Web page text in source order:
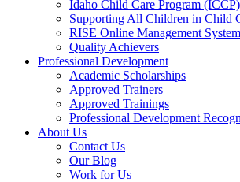
Idaho Child Care Program (ICCP)
Supporting All Children in Child
RISE Online Management System
Quality Achievers
Professional Development
Academic Scholarships
Approved Trainers
Approved Trainings
Professional Development
About Us
Contact Us
Our Blog
Work for Us